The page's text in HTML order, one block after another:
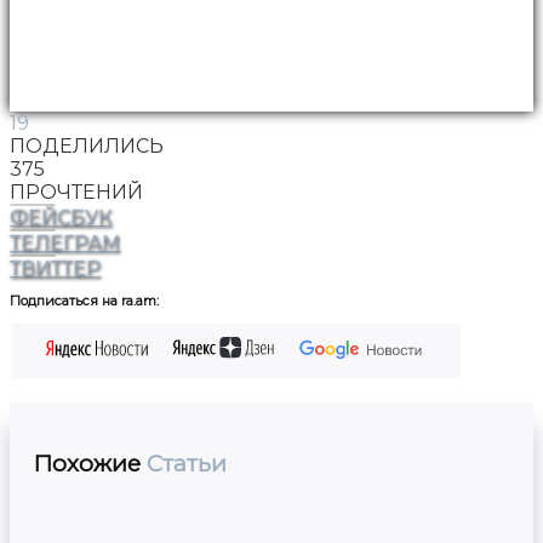
19
ПОДЕЛИЛИСЬ
375
ПРОЧТЕНИЙ
ФЕЙСБУК
ТЕЛЕГРАМ
ТВИТТЕР
Подписаться на ra.am:
Похожие Статьи